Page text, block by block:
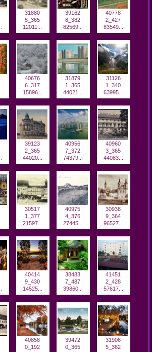
31880
5_365
12011...
39162
8_382
82569...
40778
2_427
83549...
40676
6_317
15896...
31879
1_365
44021...
31126
1_340
63995...
39123
2_365
44020...
40956
7_372
74379...
40960
3_365
44083...
30517
1_377
21597...
40975
4_376
27445...
30938
9_364
96527...
40414
9_430
14525...
38483
7_487
39860...
41451
2_428
57617...
40858
0_192
39472
0_365
31906
5_362